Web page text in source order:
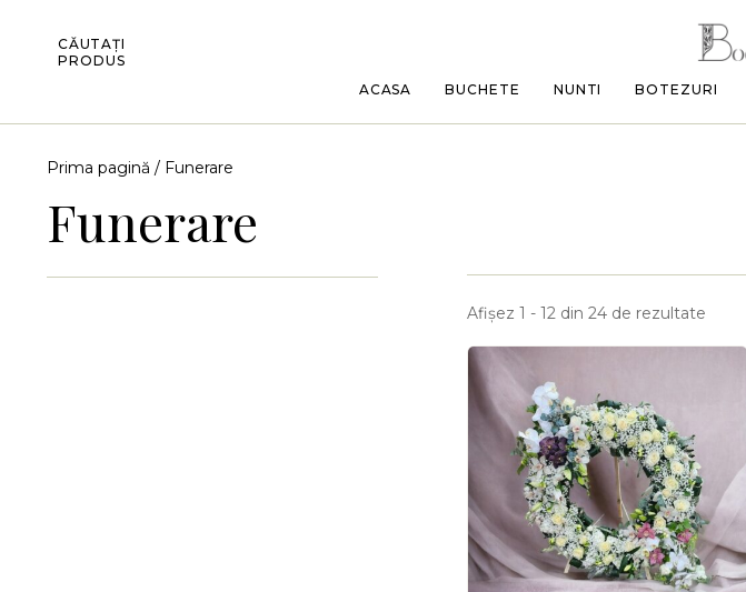
CĂUTAȚI
PRODUS
ACASA
BUCHETE NUNTI BOTEZURI
Prima pagină / Funerare
Funerare
Afișez 1 - 12 din 24 de rezultate